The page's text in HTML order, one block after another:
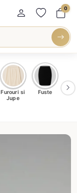
0
Furouri si
Jupe
Fuste